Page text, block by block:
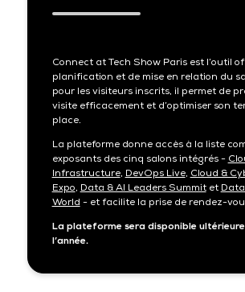
Connect at Tech Show Paris est l’outil
planification et de mise en relation du
pour les visiteurs inscrits, il permet de
visite efficacement et d’optimiser son
place.
La plateforme donne accès à la liste
exposants des cinq salons intégrés -
Infrastructure, DevOps Live, Cloud &
Expo, Data & AI Leaders Summitet
World - et facilite la prise de rendez-
La plateforme sera disponible
l’année.